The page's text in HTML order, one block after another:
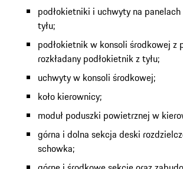
podłokietniki i uchwyty na
tyłu;
podłokietnik w konsoli środkowej z
rozkładany podłokietnik z tyłu;
uchwyty w konsoli środkowej;
koło kierownicy;
moduł poduszki powietrznej w
górna i dolna sekcja deski
schowka;